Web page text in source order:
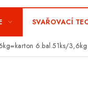
SVAŘOVACÍ
6.bal.51ks/